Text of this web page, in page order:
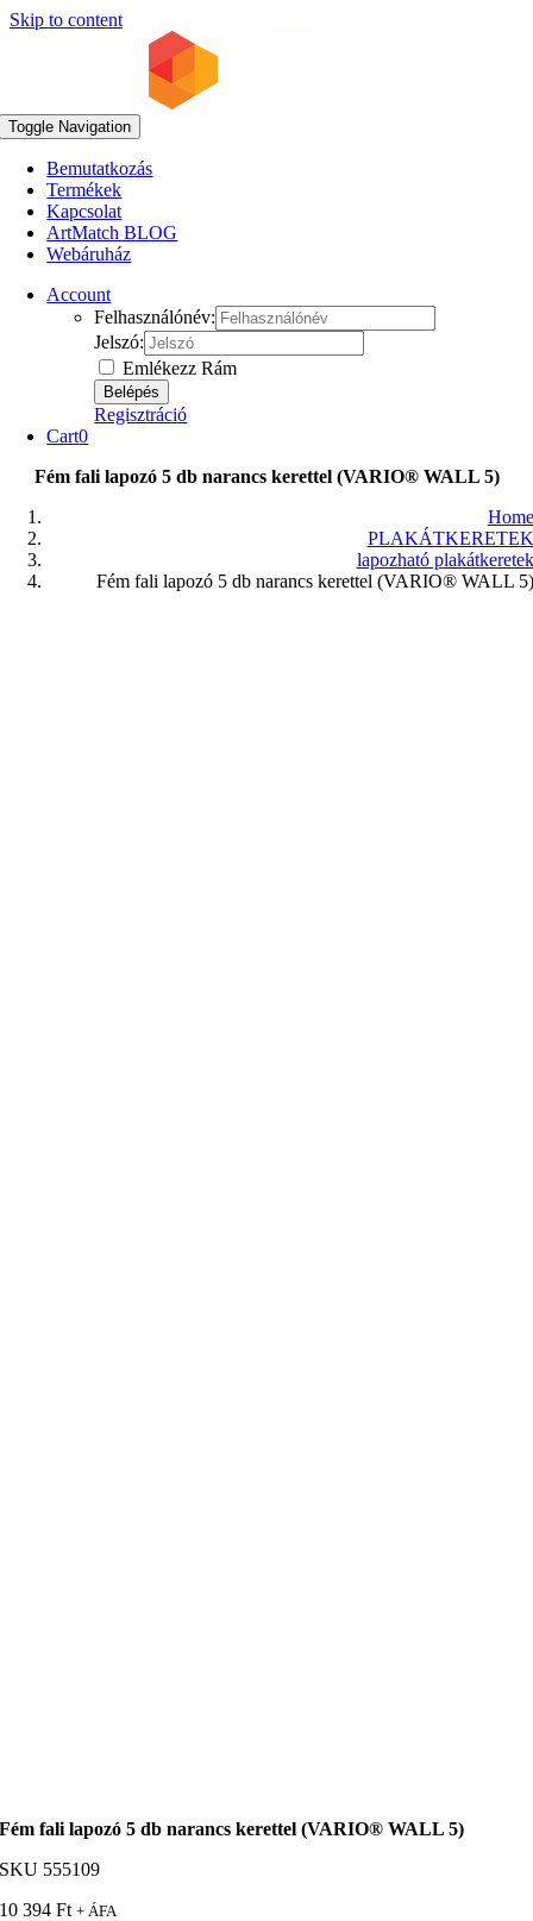
Skip to content
Toggle Navigation
Bemutatkozás
Termékek
Kapcsolat
ArtMatch BLOG
Webáruház
Account
Felhasználónév:
Jelszó:
Emlékezz Rám
Regisztráció
Cart0
Fém fali lapozó 5 db narancs kerettel (VARIO® WALL 5)
Home
PLAKÁTKERETEK
lapozható plakátkeretek
Fém fali lapozó 5 db narancs kerettel (VARIO® WALL 5)
Fém fali lapozó 5 db narancs kerettel (VARIO® WALL 5)
SKU 555109
10 394Ft + ÁFA